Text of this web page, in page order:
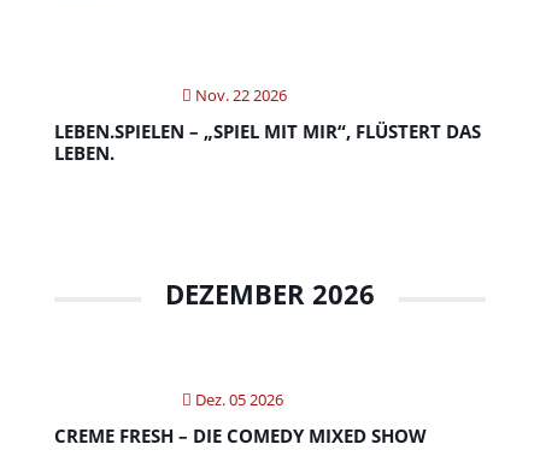
Nov. 22 2026
LEBEN.SPIELEN – „SPIEL MIT MIR“, FLÜSTERT DAS
LEBEN.
DEZEMBER 2026
Dez. 05 2026
CREME FRESH – DIE COMEDY MIXED SHOW